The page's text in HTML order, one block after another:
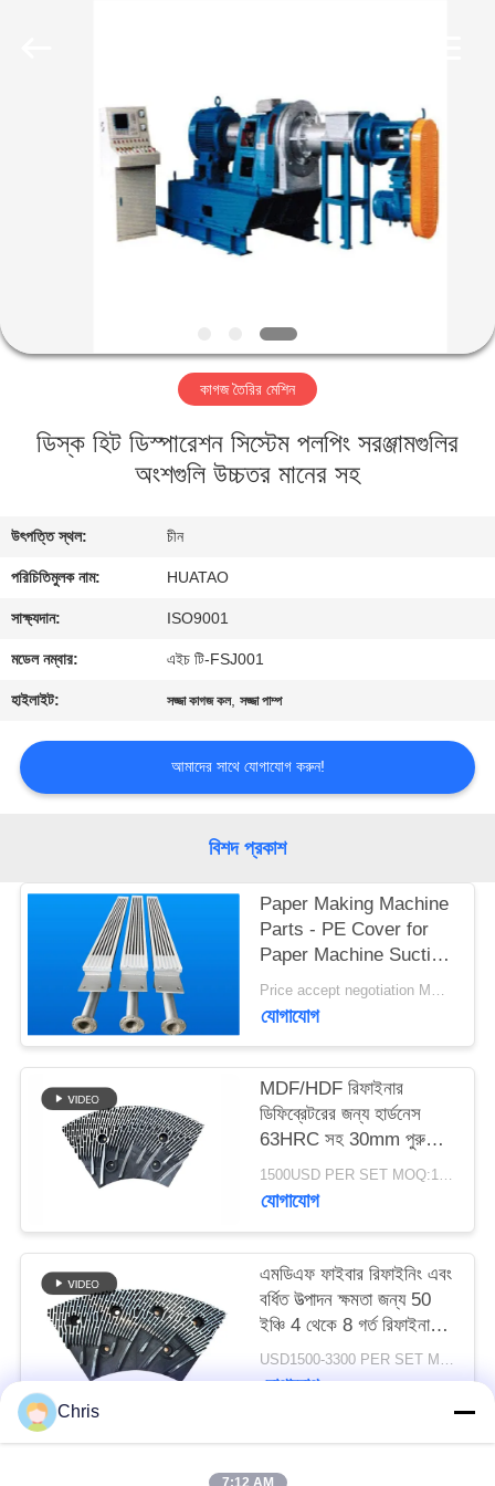
কারখানা
যোগাযোগ
করুন
খবর
উদ্ধৃতির
জন্য
PRIVACY
POLICY
কাগজ তৈরির মেশিন
ডিস্ক হিট ডিস্পারেশন সিস্টেম পলপিং সরঞ্জামগুলির
অংশগুলি উচ্চতর মানের সহ
উৎপত্তি স্থল: চীন
পরিচিতিমুলক নাম: HUATAO
সাক্ষ্যদান: ISO9001
মডেল নম্বার: এইচ টি-FSJ001
হাইলাইট: সজ্জা কাগজ কল,সজ্জা পাম্প
আমাদের সাথে যোগাযোগ করুন!
বিশদ প্রকাশ
Paper Making Machine
Parts - PE Cover for
Paper Machine Suction
Box
Price accept negotiation MOQ:1 বিন্যাস করুন
যোগাযোগ
MDF/HDF রিফাইনার
ডিফিব্রেটরের জন্য হার্ডনেস
63HRC সহ 30mm পুরু
রিফাইনার সেগমেন্ট
1500USD PER SET MOQ:1 সেট
যোগাযোগ
এমডিএফ ফাইবার রিফাইনিং এবং
বর্ধিত উত্পাদন ক্ষমতা জন্য 50
ইঞ্চি 4 থেকে 8 গর্ত রিফাইনার
স্ট্যাটর এবং রটার
USD1500-3300 PER SET MOQ:১টি সেট
যোগাযোগ
Chris
7:12 AM